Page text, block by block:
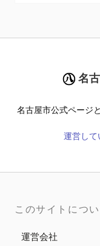
名
名古屋市公式ページ
運営して
このサイトにつ
運営会社